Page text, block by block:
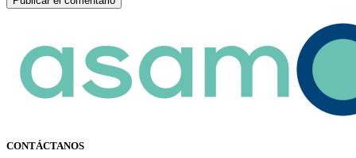
CONTÁCTANOS